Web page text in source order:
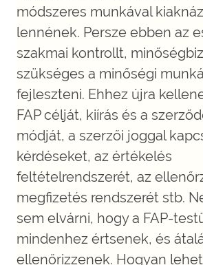
módszeres munkával
lennének. Persze ebben az
szakmai kontrollt,
szükséges a minőségi
fejleszteni. Ehhez újra
FAP célját, kiírás és a
módját, a szerzői joggal
kérdéseket, az értékelés
feltételrendszerét, az
megfizetés rendszerét stb.
sem elvárni, hogy a FAP-
mindenhez értsenek, és
ellenőrizzenek. Hogyan